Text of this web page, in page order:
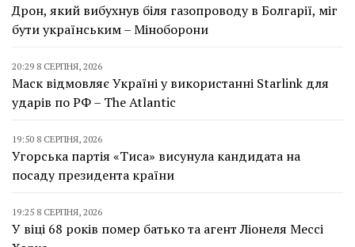
Дрон, який вибухнув біля газопроводу в Болгарії, міг
бути українським – Міноборони
20:29 8 СЕРПНЯ, 2026
Маск відмовляє Україні у використанні Starlink для
ударів по РФ – The Atlantic
19:50 8 СЕРПНЯ, 2026
Угорська партія «Тиса» висунула кандидата на
посаду президента країни
19:25 8 СЕРПНЯ, 2026
У віці 68 років помер батько та агент Ліонеля Мессі